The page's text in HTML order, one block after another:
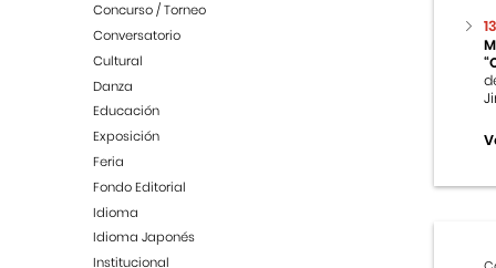
Concurso / Torneo
Conversatorio
Cultural
Danza
Educación
Exposición
Feria
Fondo Editorial
Idioma
Idioma Japonés
Institucional